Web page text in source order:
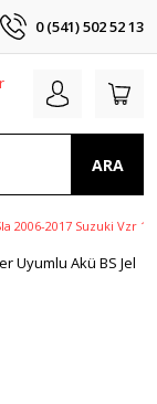
0 (541) 502 52 13
ARA
2006-2017 Suzuki Vzr